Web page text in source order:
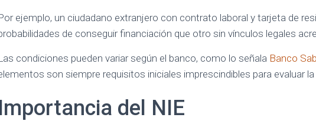
ejemplo, un ciudadano extranjero con contrato laboral y tarjeta de
de conseguir financiación que otro sin vínculos legales
condiciones pueden variar según el banco, como lo señala Banco
son siempre requisitos iniciales imprescindibles para evaluar
Importancia del NIE